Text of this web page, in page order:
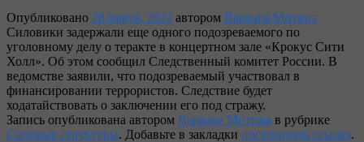
Опубликовано 28 марта, 2024 автором Варвара Митина
Силовики задержали еще одного подозреваемого по
уголовному делу о теракте в концертном зале «Крокус Сити
Холл». Об этом сообщил Следственный комитет России. В
ведомстве заявили, что подозреваемый участвовал в
финансировании террористов. Следствие будет
ходатайствовать о заключении его под стражу.
Запись опубликована автором Варвара Митина в рубрике
Силовые структуры. Добавьте в закладки постоянную ссылку.